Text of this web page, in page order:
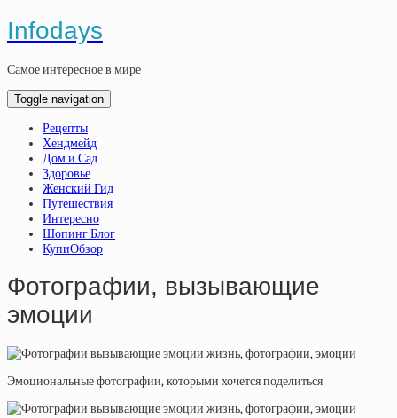
Infodays
Самое интересное в мире
Toggle navigation
Рецепты
Хендмейд
Дом и Сад
Здоровье
Женский Гид
Путешествия
Интересно
Шопинг Блог
КупиОбзор
Фотографии, вызывающие
эмоции
Эмоциональные фотографии, которыми хочется поделиться